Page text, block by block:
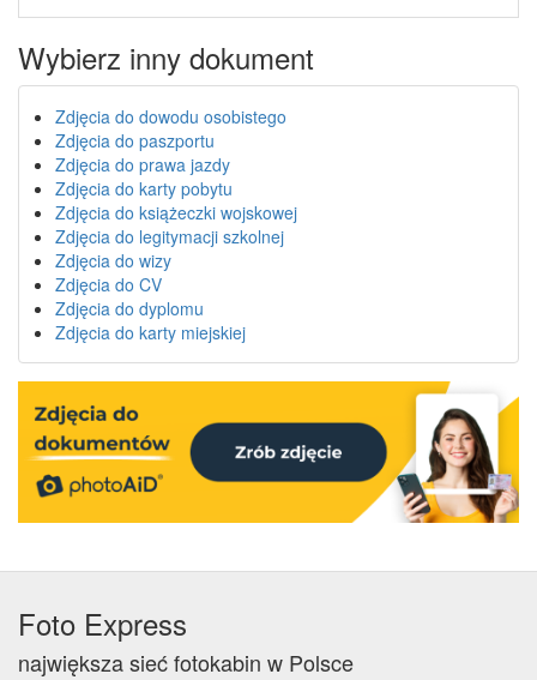
Wybierz inny dokument
Zdjęcia do dowodu osobistego
Zdjęcia do paszportu
Zdjęcia do prawa jazdy
Zdjęcia do karty pobytu
Zdjęcia do książeczki wojskowej
Zdjęcia do legitymacji szkolnej
Zdjęcia do wizy
Zdjęcia do CV
Zdjęcia do dyplomu
Zdjęcia do karty miejskiej
Foto Express
największa sieć fotokabin w Polsce